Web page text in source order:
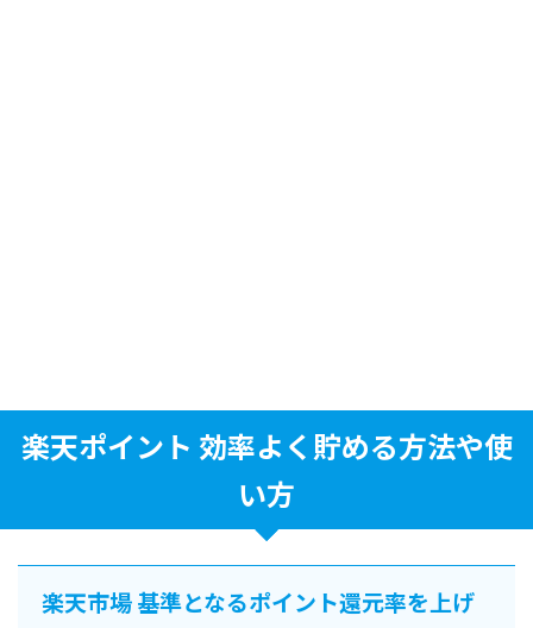
楽天ポイント 効率よく貯める方法や使
い方
楽天市場 基準となるポイント還元率を上げ